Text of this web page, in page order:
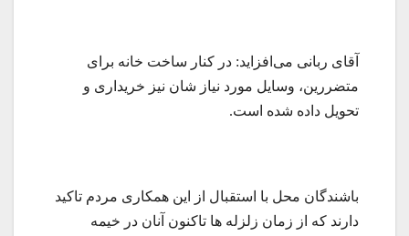
آقای ربانی می‌افزاید: در کنار ساخت خانه برای
متضررین، وسایل مورد نیاز شان نیز خریداری و
تحویل داده شده است.
باشندگان محل با استقبال از این همکاری مردم تاکید
دارند که از زمان زلزله ها تاکنون آنان در خیمه